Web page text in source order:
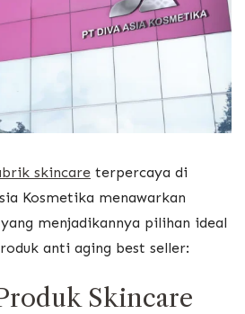
skincare terpercaya di
Kosmetika menawarkan
menjadikannya pilihan ideal
anti aging best seller:
Skincare